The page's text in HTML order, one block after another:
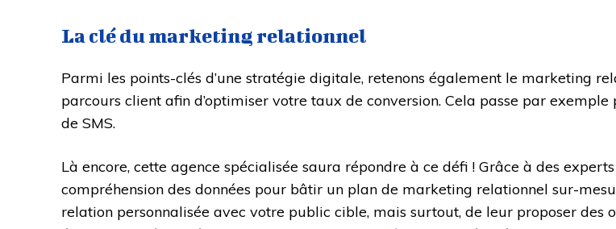
La clé du marketing relationnel
Parmi les points-clés d’une stratégie digitale, retenons également le marketing
parcours client afin d’optimiser votre taux de conversion. Cela passe par
de SMS.
Là encore, cette agence spécialisée saura répondre à ce défi ! Grâce à des
compréhension des données pour bâtir un plan de marketing relationnel sur-
relation personnalisée avec votre public cible, mais surtout, de leur proposer des